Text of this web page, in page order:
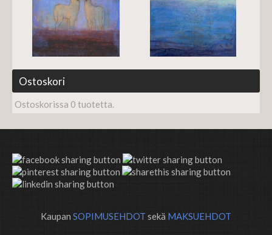
Ostoskori
Ostoskorissa 0 tuotetta.
Kaupan SOPIMUSEHDOT sekä MAKSUEHDOT